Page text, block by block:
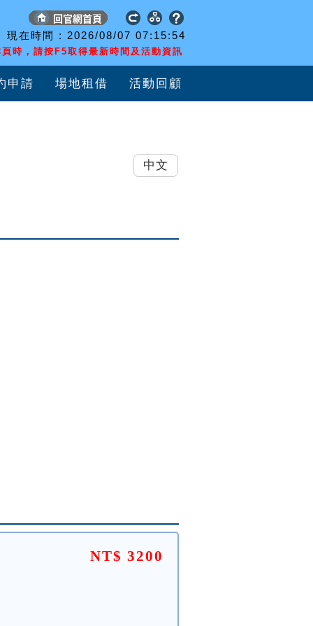
現在時間 : 2026/08/07 07:15:55
時，請按F5取得最新時間及活動資訊
申請 場地租借 活動回顧
NT$ 3200